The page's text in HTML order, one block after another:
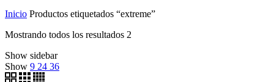
Inicio Productos etiquetados “extreme”
Mostrando todos los resultados 2
Show sidebar
Show 9 24 36